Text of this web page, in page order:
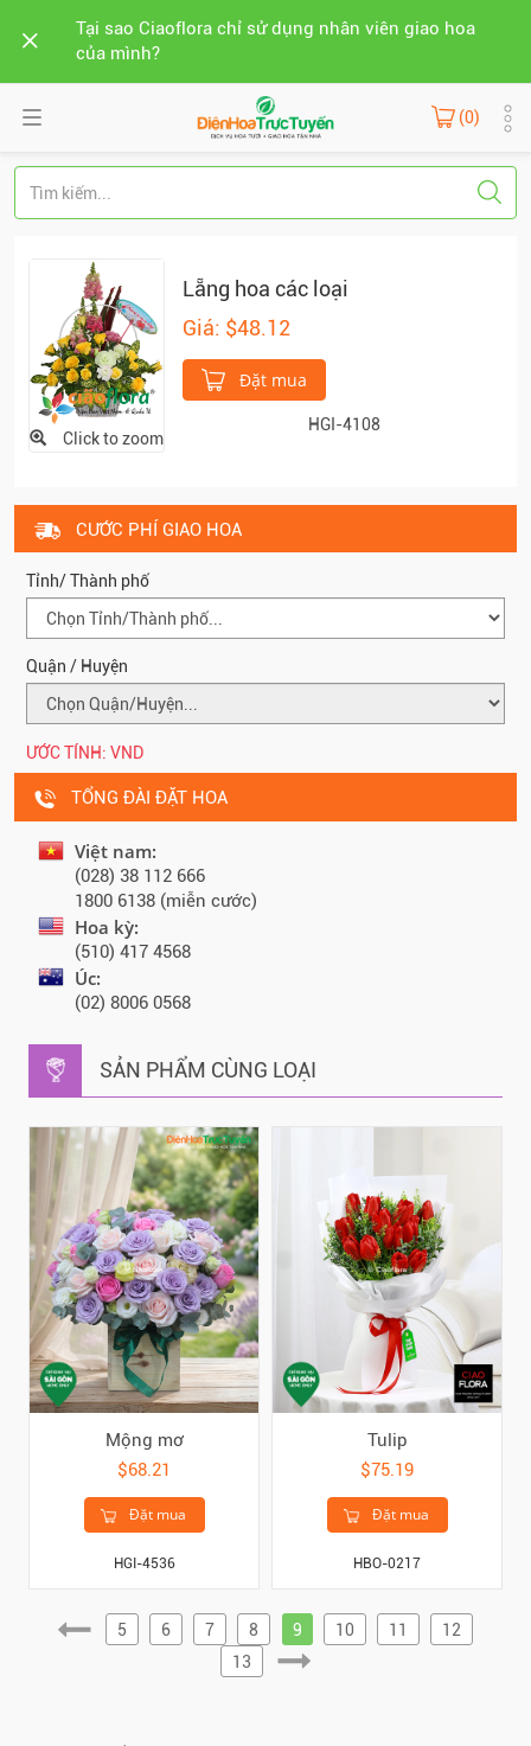
Tại sao Ciaoflora chỉ sử dụng nhân viên giao hoa
của mình?
(0)
Click to zoom
Lẵng hoa các loại
Giá: $48.12
Đặt mua
HGI-4108
CƯỚC PHÍ GIAO HOA
Tỉnh/ Thành phố
Quận / Huyện
ƯỚC TÍNH: VND
TỔNG ĐÀI ĐẶT HOA
Việt nam:
(028) 38 112 666
1800 6138 (miễn cước)
Hoa kỳ:
(510) 417 4568
Úc:
(02) 8006 0568
SẢN PHẨM CÙNG LOẠI
Mộng mơ
$68.21
Đặt mua
HGI-4536
Tulip
$75.19
Đặt mua
HBO-0217
5 6 7 8 9 10 11
12
13